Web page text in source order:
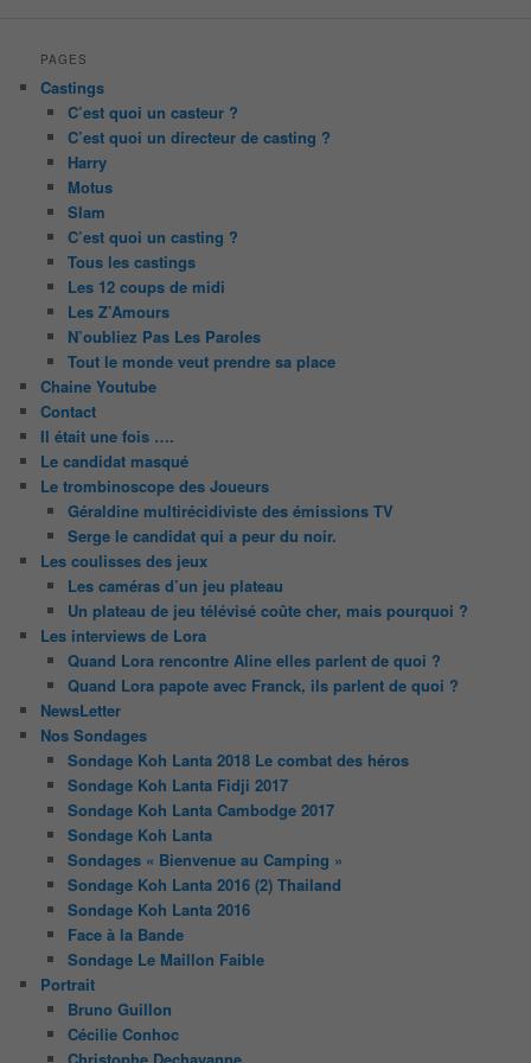
PAGES
Castings
C’est quoi un casteur ?
C’est quoi un directeur de casting ?
Harry
Motus
Slam
C’est quoi un casting ?
Tous les castings
Les 12 coups de midi
Les Z’Amours
N’oubliez Pas Les Paroles
Tout le monde veut prendre sa place
Chaine Youtube
Contact
Il était une fois ….
Le candidat masqué
Le trombinoscope des Joueurs
Géraldine multirécidiviste des émissions TV
Serge le candidat qui a peur du noir.
Les coulisses des jeux
Les caméras d’un jeu plateau
Un plateau de jeu télévisé coûte cher, mais pourquoi ?
Les interviews de Lora
Quand Lora rencontre Aline elles parlent de quoi ?
Quand Lora papote avec Franck, ils parlent de quoi ?
NewsLetter
Nos Sondages
Sondage Koh Lanta 2018 Le combat des héros
Sondage Koh Lanta Fidji 2017
Sondage Koh Lanta Cambodge 2017
Sondage Koh Lanta
Sondages « Bienvenue au Camping »
Sondage Koh Lanta 2016 (2) Thailand
Sondage Koh Lanta 2016
Face à la Bande
Sondage Le Maillon Faible
Portrait
Bruno Guillon
Cécilie Conhoc